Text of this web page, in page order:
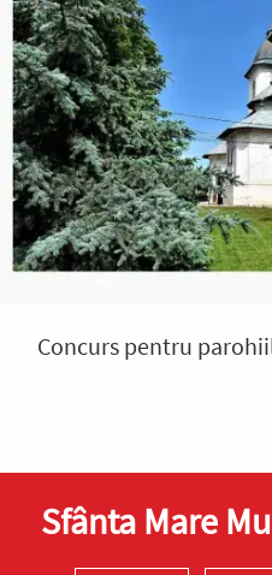
Concurs pentru
Sfânta Mare